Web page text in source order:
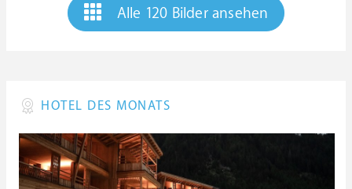
Alle 120 Bilder ansehen
HOTEL DES MONATS